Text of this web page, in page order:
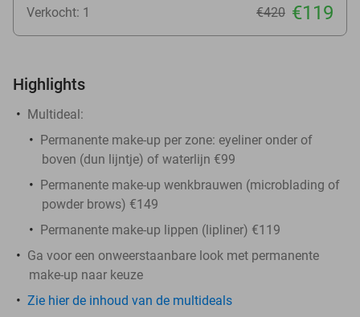
Verkocht: 1
€420 €119
Highlights
Multideal:
Permanente make-up per zone: eyeliner onder of
boven (dun lijntje) of waterlijn €99
Permanente make-up wenkbrauwen (microblading of
powder brows) €149
Permanente make-up lippen (lipliner) €119
Ga voor een onweerstaanbare look met permanente
make-up naar keuze
Zie hier de inhoud van de multideals